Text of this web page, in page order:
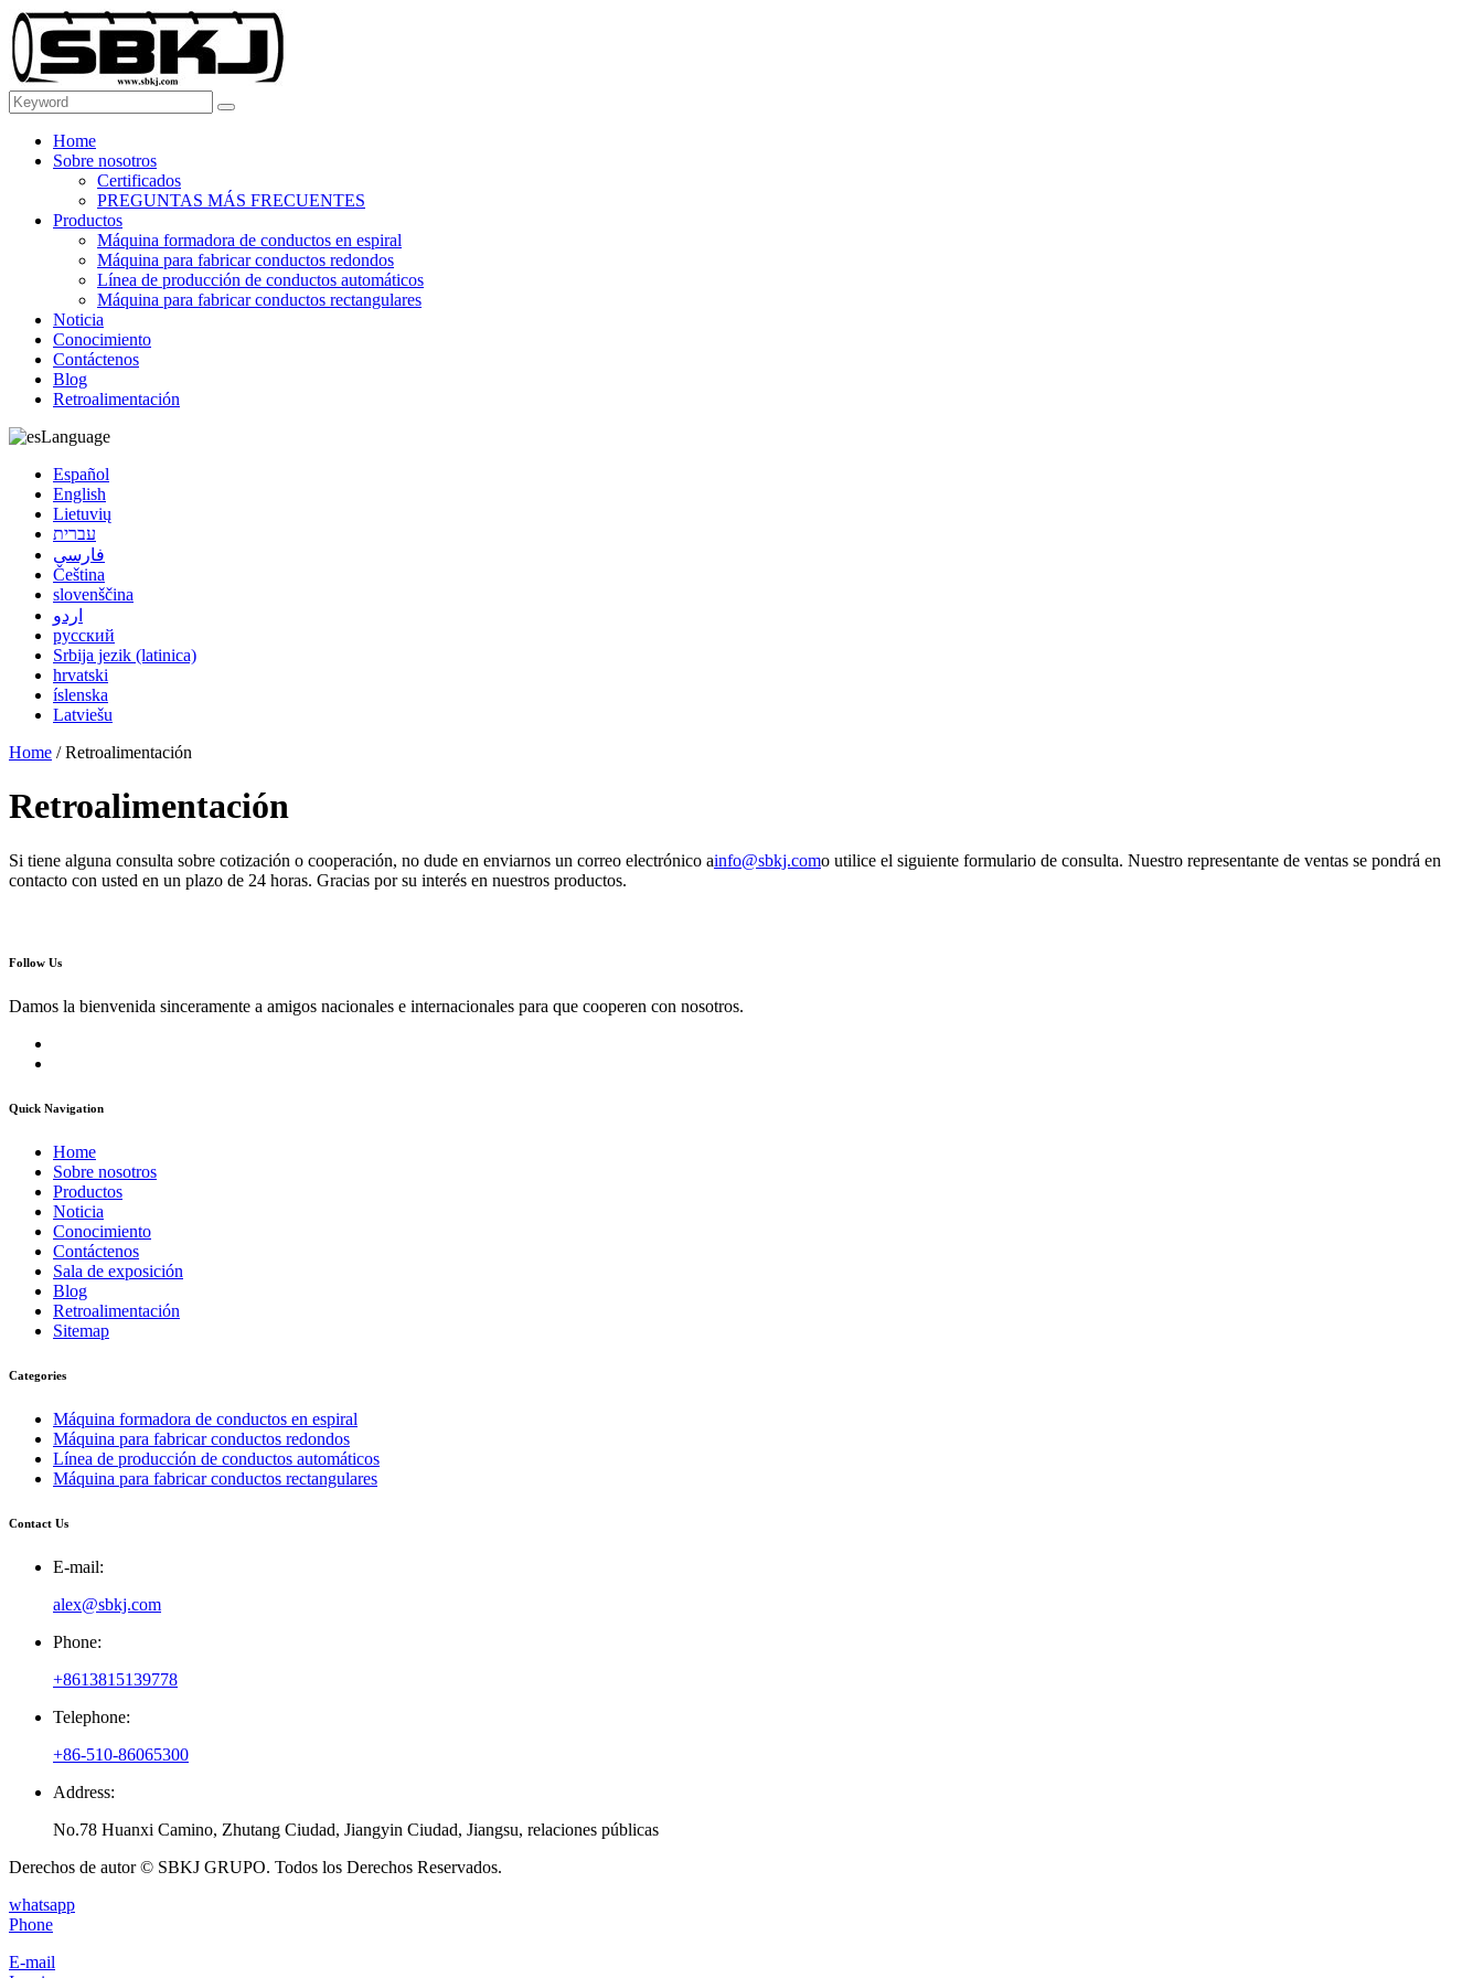
Home
Sobre nosotros
Certificados
PREGUNTAS MÁS FRECUENTES
Productos
Máquina formadora de conductos en espiral
Máquina para fabricar conductos redondos
Línea de producción de conductos automáticos
Máquina para fabricar conductos rectangulares
Noticia
Conocimiento
Contáctenos
Blog
Retroalimentación
Language
Español
English
Lietuvių
עברית
فارسی
Čeština
slovenščina
اردو
русский
Srbija jezik (latinica)
hrvatski
íslenska
Latviešu
Home / Retroalimentación
Retroalimentación
Si tiene alguna consulta sobre cotización o cooperación, no dude en enviarnos un correo electrónico ainfo@sbkj.como utilice el siguiente formulario de consulta. Nuestro representante de ventas se pondrá en
contacto con usted en un plazo de 24 horas. Gracias por su interés en nuestros productos.
Follow Us
Damos la bienvenida sinceramente a amigos nacionales e internacionales para que cooperen con nosotros.
Quick Navigation
Home
Sobre nosotros
Productos
Noticia
Conocimiento
Contáctenos
Sala de exposición
Blog
Retroalimentación
Sitemap
Categories
Máquina formadora de conductos en espiral
Máquina para fabricar conductos redondos
Línea de producción de conductos automáticos
Máquina para fabricar conductos rectangulares
Contact Us
E-mail:
alex@sbkj.com
Phone:
+8613815139778
Telephone:
+86-510-86065300
Address:
No.78 Huanxi Camino, Zhutang Ciudad, Jiangyin Ciudad, Jiangsu, relaciones públicas
Derechos de autor © SBKJ GRUPO. Todos los Derechos Reservados.
whatsapp
Phone
E-mail